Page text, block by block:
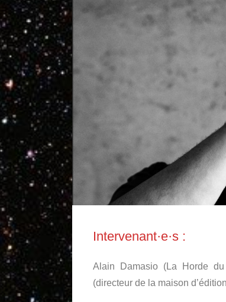
Intervenant·e·s :
Alain Damasio (La Horde
(directeur de la maison